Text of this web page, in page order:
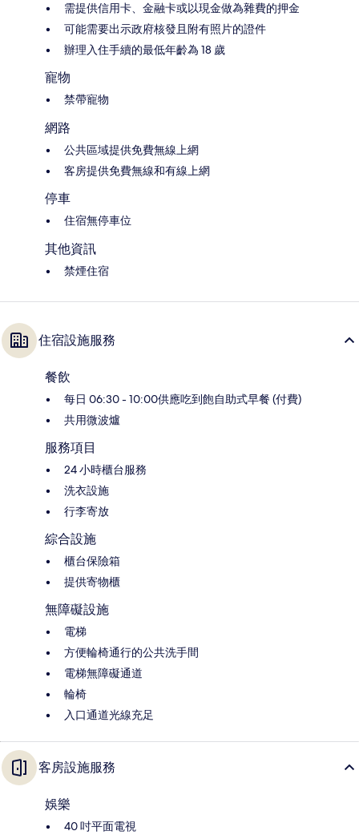
需提供信用卡、金融卡或以現金做為雜費的押金
可能需要出示政府核發且附有照片的證件
辦理入住手續的最低年齡為 18 歲
寵物
禁帶寵物
網路
公共區域提供免費無線上網
客房提供免費無線和有線上網
停車
住宿無停車位
其他資訊
禁煙住宿
住宿設施服務
餐飲
每日 06:30 - 10:00供應吃到飽自助式早餐 (付費)
共用微波爐
服務項目
24 小時櫃台服務
洗衣設施
行李寄放
綜合設施
櫃台保險箱
提供寄物櫃
無障礙設施
電梯
方便輪椅通行的公共洗手間
電梯無障礙通道
輪椅
入口通道光線充足
客房設施服務
娛樂
40 吋平面電視